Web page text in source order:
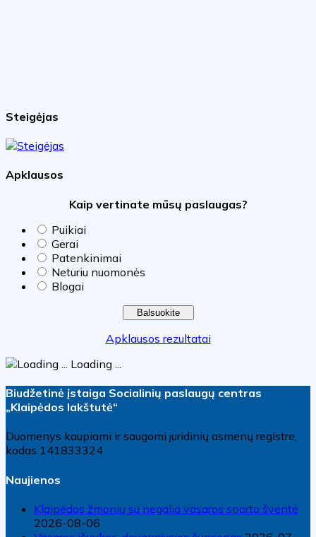
Steigėjas
Apklausos
Kaip vertinate mūsų paslaugas?
Puikiai
Gerai
Patenkinimai
Neturiu nuomonės
Blogai
Apklausos rezultatai
Loading ...
Biudžetinė įstaiga Socialinių paslaugų centras
„Klaipėdos lakštutė“
Duomenys kaupiami ir saugomi juridinių asmenų registre,
kodas 141833324
Naujienos
Klaipėdos žmonių su negalia vasaros sporto šventė
2026-08-06